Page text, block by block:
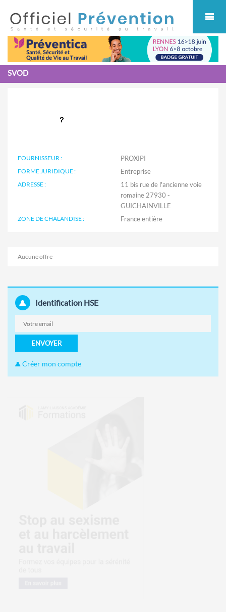
SVOD
FOURNISSEUR : PROXIPI
FORME JURIDIQUE : Entreprise
ADRESSE :
11 bis rue de l'ancienne voie
romaine 27930 -
GUICHAINVILLE
ZONE DE CHALANDISE :
Aucune offre
Identification HSE
ENVOYER
Créer mon compte